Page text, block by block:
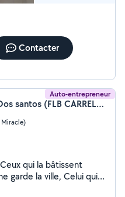
Contacter
Auto-entrepreneur
Wanderson Pedro Dos santos (FLB CARRELAGE)
Miracle)
qui la bâtissent
garde la ville, Celui qui